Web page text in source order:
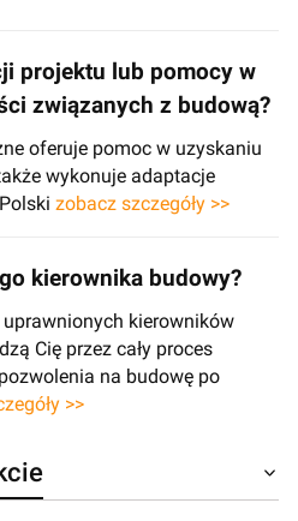
projektu lub pomocy w
związanych z budową?
oferuje pomoc w uzyskaniu
wykonuje adaptacje
zobacz szczegóły >>
kierownika budowy?
kierowników
Cię przez cały proces
na budowę po
>>